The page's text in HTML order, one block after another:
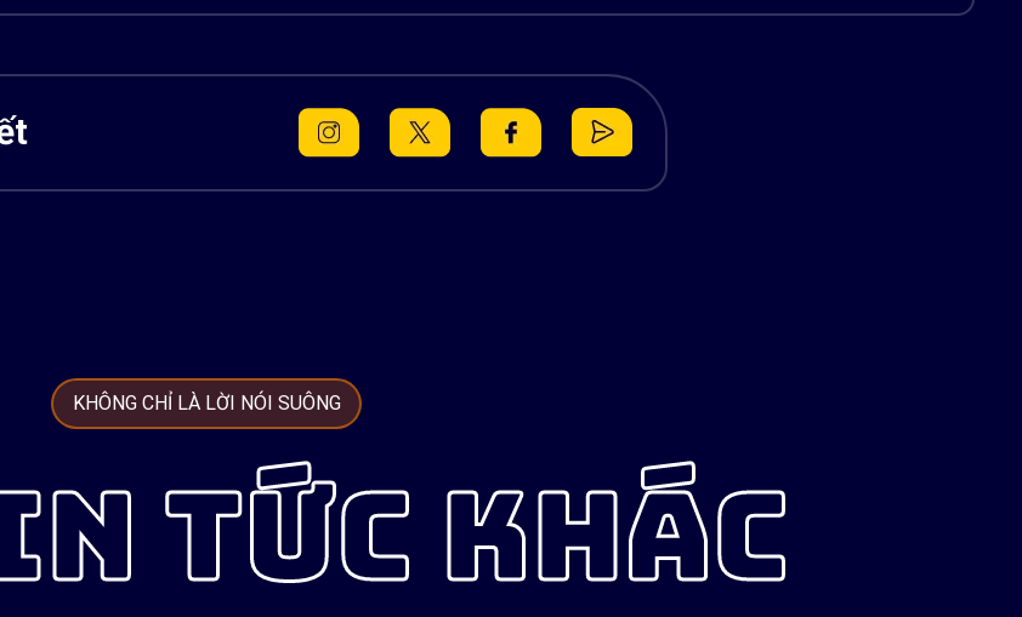
KHÔNG CHỈ LÀ LỜI NÓI SUÔNG
TỨC KHÁC